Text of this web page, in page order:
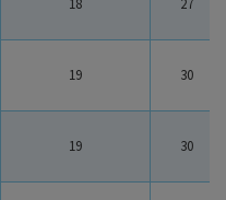
18 27
19 30
19 30